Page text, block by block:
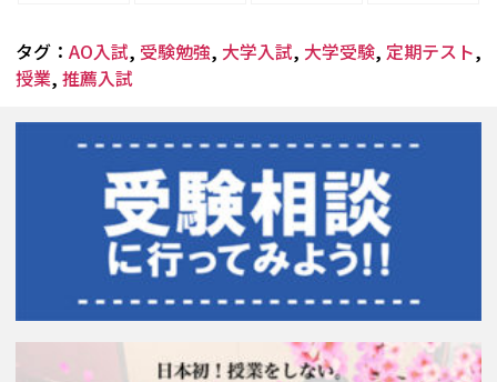
タグ： AO入試, 受験勉強, 大学入試, 大学受験, 定期テスト,
授業, 推薦入試